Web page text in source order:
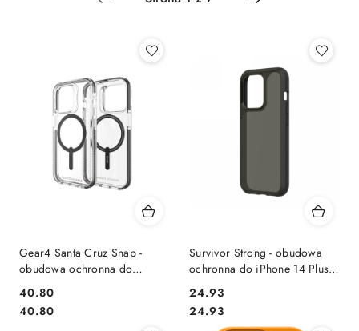
Gear4 Santa Cruz Snap -
obudowa ochronna do
iPhone 14 Plus kompatybilna z
MagSafe (black)
Cena:
40.80
Cena:
40.80
Survivor Strong - obudowa
ochronna do iPhone 14 Plus
(black) [P]
Cena:
24.93
Cena:
24.93